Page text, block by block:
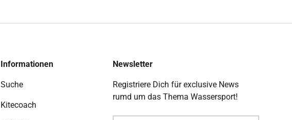
Informationen
Suche
Kitecoach
Newsletter
Registriere Dich für exclusive News
rumd um das Thema Wassersport!